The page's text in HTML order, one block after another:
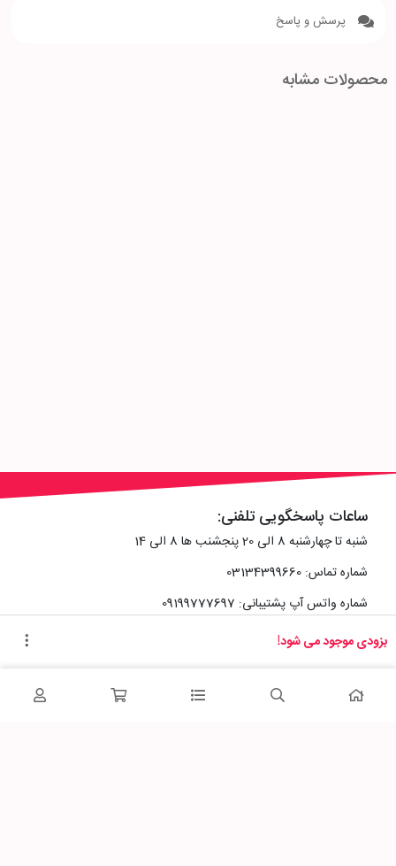
پرسش و پاسخ
محصولات مشابه
بزودی موجود می شود!
ساعات پاسخگویی تلفنی:
شنبه تا چهارشنبه 8 الی 20 پنجشنب ها 8 الی 14
شماره تماس: 03134399660
شماره واتس آپ پشتیبانی: 09199777697
اصفهان، خیابان رزمندگان، کوچه شماره سه فرعی 2 پلاک 10